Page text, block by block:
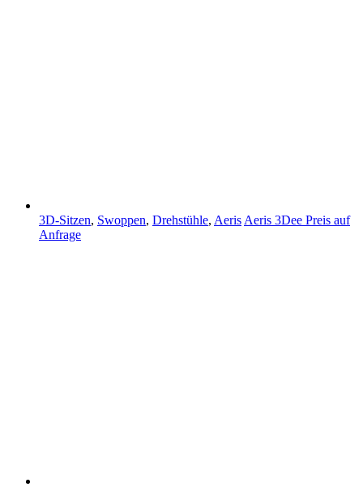
3D-Sitzen, Swoppen, Drehstühle, Aeris Aeris 3Dee Preis auf
Anfrage